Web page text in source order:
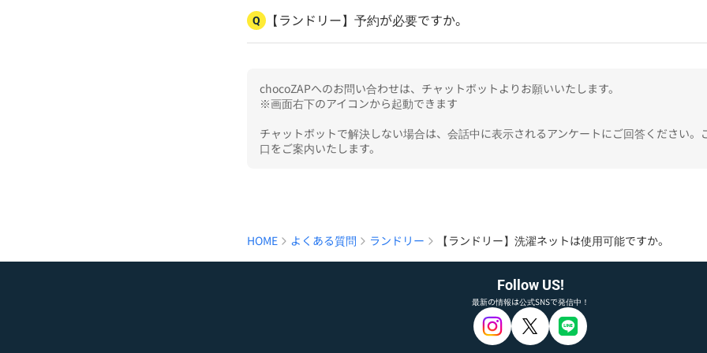
Q 【ランドリー】予約が必要ですか。
chocoZAPへのお問い合わせは、チャットボットよりお願いいたします。
※画面右下のアイコンから起動できます
チャットボットで解決しない場合は、会話中に表示されるアンケートにご回答ください。
口をご案内いたします。
HOME よくある質問 ランドリー 【ランドリー】洗濯ネットは使用可能ですか。
Follow US!
最新の情報は公式SNSで発信中！